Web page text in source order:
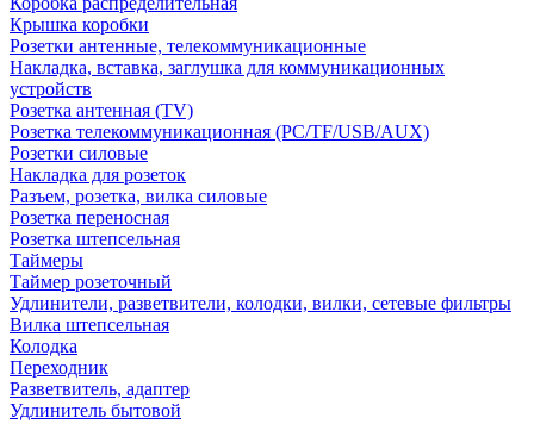
Крышка коробки
Розетки антенные, телекоммуникационные
Накладка, вставка, заглушка для коммуникационных
устройств
Розетка антенная (TV)
Розетка телекоммуникационная (PC/TF/USB/AUX)
Розетки силовые
Накладка для розеток
Разъем, розетка, вилка силовые
Розетка переносная
Розетка штепсельная
Таймеры
Таймер розеточный
Удлинители, разветвители, колодки, вилки, сетевые фильтры
Вилка штепсельная
Колодка
Переходник
Разветвитель, адаптер
Удлинитель бытовой